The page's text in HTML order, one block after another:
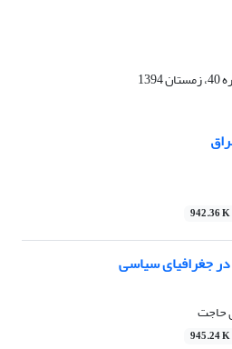
942.36 K
جغرافیای سیاسی
حاجت
945.24 K